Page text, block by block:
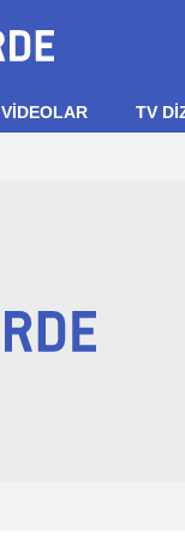
VIDEOLAR TV